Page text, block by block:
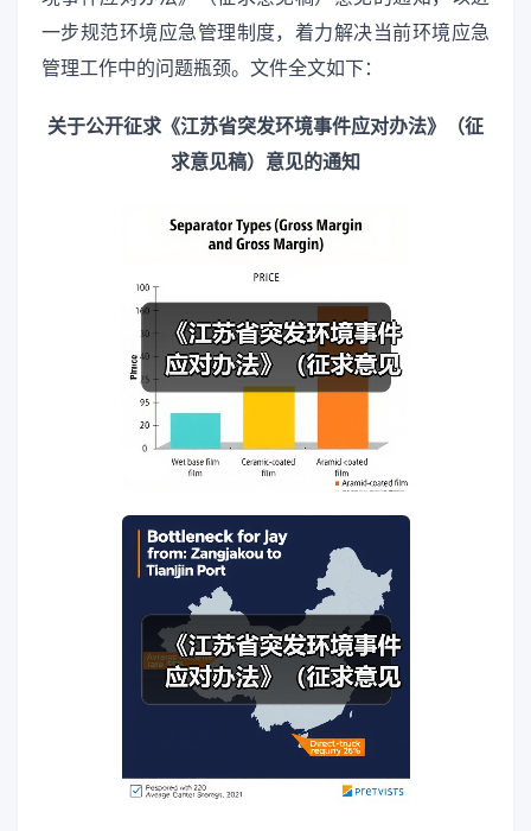
一步规范环境应急管理制度，着力解决当前环境应急
管理工作中的问题瓶颈。文件全文如下：
关于公开征求《江苏省突发环境事件应对办法》（征
求意见稿）意见的通知